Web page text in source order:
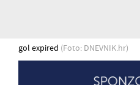
gol expired (Foto: DNEVNIK.hr)